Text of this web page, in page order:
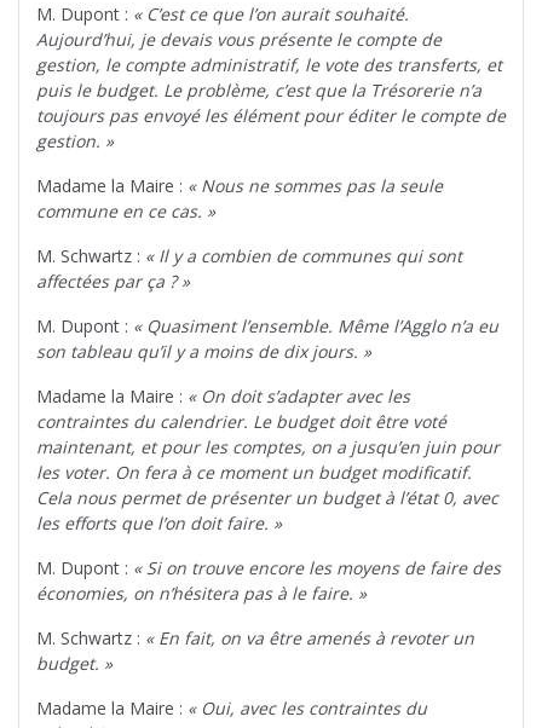
M. Dupont : « C’est ce que l’on aurait souhaité.
Aujourd’hui, je devais vous présente le compte de
gestion, le compte administratif, le vote des transferts, et
puis le budget. Le problème, c’est que la Trésorerie n’a
toujours pas envoyé les élément pour éditer le compte de
gestion. »
Madame la Maire : « Nous ne sommes pas la seule
commune en ce cas. »
M. Schwartz : « Il y a combien de communes qui sont
affectées par ça ? »
M. Dupont : « Quasiment l’ensemble. Même l’Agglo n’a eu
son tableau qu’il y a moins de dix jours. »
Madame la Maire : « On doit s’adapter avec les
contraintes du calendrier. Le budget doit être voté
maintenant, et pour les comptes, on a jusqu’en juin pour
les voter. On fera à ce moment un budget modificatif.
Cela nous permet de présenter un budget à l’état 0, avec
les efforts que l’on doit faire. »
M. Dupont : « Si on trouve encore les moyens de faire des
économies, on n’hésitera pas à le faire. »
M. Schwartz : « En fait, on va être amenés à revoter un
budget. »
Madame la Maire : « Oui, avec les contraintes du